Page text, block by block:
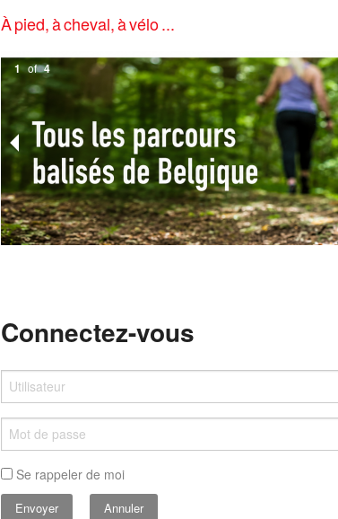
À pied, à cheval, à vélo ...
1 of 4
Connectez-vous
Se rappeler de moi
Annuler